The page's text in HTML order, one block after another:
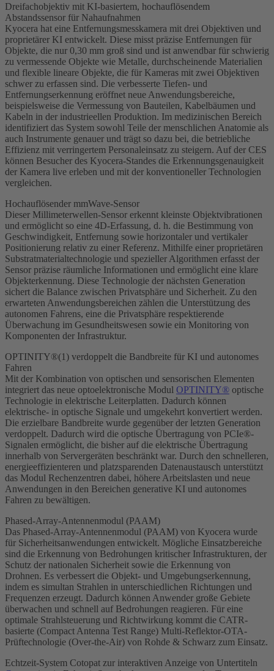
Dreifachobjektiv mit KI-basiertem, hochauflösendem
Abstandssensor für Nahaufnahmen
Kyocera hat eine Entfernungsmesskamera mit drei Objektiven und
proprietärer KI entwickelt. Diese misst präzise Entfernungen für
Objekte, die nur 0,30 mm groß sind und ist anwendbar für schwierig
zu vermessende Objekte wie Metalle, durchscheinende Materialien
und flexible lineare Objekte, die für Kameras mit zwei Objektiven
schwer zu erfassen sind. Die verbesserte Tiefen- und
Entfernungserkennung eröffnet neue Anwendungsbereiche,
beispielsweise die Vermessung von Bauteilen, Kabelbäumen und
Kabeln in der industrieellen Produktion. Im medizinischen Bereich
identifiziert das System sowohl Teile der menschlichen Anatomie als
auch Instrumente genauer und trägt so dazu bei, die betriebliche
Effizienz mit verringertem Personaleinsatz zu steigern. Auf der CES
können Besucher des Kyocera-Standes die Erkennungsgenauigkeit
der Kamera live erleben und mit der konventioneller Technologien
vergleichen.
Hochauflösender mmWave-Sensor
Dieser Millimeterwellen-Sensor erkennt kleinste Objektvibrationen
und ermöglicht so eine 4D-Erfassung, d. h. die Bestimmung von
Geschwindigkeit, Entfernung sowie horizontaler und vertikaler
Positionierung relativ zu einer Referenz. Mithilfe einer proprietären
Substratmaterialtechnologie und spezieller Algorithmen erfasst der
Sensor präzise räumliche Informationen und ermöglicht eine klare
Objekterkennung. Diese Technologie der nächsten Generation
sichert die Balance zwischen Privatsphäre und Sicherheit. Zu den
erwarteten Anwendungsbereichen zählen die Unterstützung des
autonomen Fahrens, eine die Privatsphäre respektierende
Überwachung im Gesundheitswesen sowie ein Monitoring von
Komponenten der Infrastruktur.
OPTINITY®(1) verdoppelt die Bandbreite für KI und autonomes
Fahren
Mit der Kombination von optischen und sensorischen Elementen
integriert das neue optoelektronische Modul OPTINITY® optische
Technologie in elektrische Leiterplatten. Dadurch können
elektrische- in optische Signale und umgekehrt konvertiert werden.
Die erzielbare Bandbreite wurde gegenüber der letzten Generation
verdoppelt. Dadurch wird die optische Übertragung von PCIe®-
Signalen ermöglicht, die bisher auf die elektrische Übertragung
innerhalb von Servergeräten beschränkt war. Durch den schnelleren,
energieeffizienteren und platzsparenden Datenaustausch unterstützt
das Modul Rechenzentren dabei, höhere Arbeitslasten und neue
Anwendungen in den Bereichen generative KI und autonomes
Fahren zu bewältigen.
Phased-Array-Antennenmodul (PAAM)
Das Phased-Array-Antennenmodul (PAAM) von Kyocera wurde
für Sicherheitsanwendungen entwickelt. Mögliche Einsatzbereiche
sind die Erkennung von Bedrohungen kritischer Infrastrukturen, der
Schutz der nationalen Sicherheit sowie die Erkennung von
Drohnen. Es verbessert die Objekt- und Umgebungserkennung,
indem es simultan Strahlen in unterschiedlichen Richtungen und
Frequenzen erzeugt. Dadurch können Anwender große Gebiete
überwachen und schnell auf Bedrohungen reagieren. Für eine
optimale Strahlsteuerung und Richtwirkung kommt die CATR-
basierte (Compact Antenna Test Range) Multi-Reflektor-OTA-
Prüftechnologie (Over-the-Air) von Rohde & Schwarz zum Einsatz.
Echtzeit-System Cotopat zur interaktiven Anzeige von Untertiteln